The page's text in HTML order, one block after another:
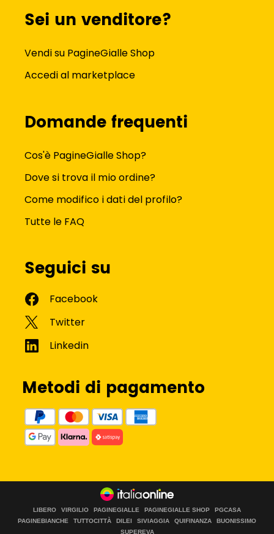
Sei un venditore?
Vendi su PagineGialle Shop
Accedi al marketplace
Domande frequenti
Cos'è PagineGialle Shop?
Dove si trova il mio ordine?
Come modifico i dati del profilo?
Tutte le FAQ
Seguici su
Metodi di pagamento
LIBERO VIRGILIO PAGINEGIALLE PAGINEGIALLE SHOP
PGCASA
PAGINEBIANCHE
TUTTOCITTÀ DILEI SIVIAGGIA QUIFINANZA
BUONISSIMO
SUPEREVA